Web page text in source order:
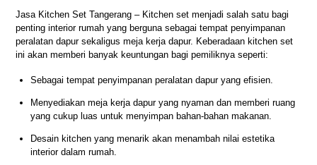
Jasa Kitchen Set Tangerang – Kitchen set menjadi salah satu bagi
penting interior rumah yang berguna sebagai tempat penyimpanan
peralatan dapur sekaligus meja kerja dapur. Keberadaan kitchen set
ini akan memberi banyak keuntungan bagi pemiliknya seperti:
Sebagai tempat penyimpanan peralatan dapur yang efisien.
Menyediakan meja kerja dapur yang nyaman dan memberi ruang
yang cukup luas untuk menyimpan bahan-bahan makanan.
Desain kitchen yang menarik akan menambah nilai estetika
interior dalam rumah.